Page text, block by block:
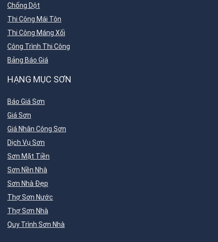
Chống Dột
Thi Công Mái Tôn
Thi Công Máng Xối
Công Trình Thi Công
Bảng Báo Giá
HẠNG MỤC SƠN
Báo Giá Sơn
Giá Sơn
Giá Nhân Công Sơn
Dịch Vụ Sơn
Sơn Mặt Tiền
Sơn Nền Nhà
Sơn Nhà Đẹp
Thợ Sơn Nước
Thợ Sơn Nhà
Quy Trình Sơn Nhà